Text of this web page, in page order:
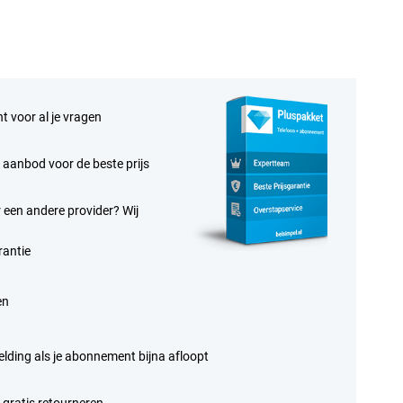
voor al je vragen
voor de beste prijs
andere provider? Wij
als je abonnement bijna afloopt